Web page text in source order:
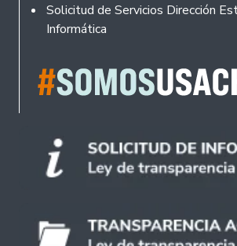
Solicitud de Servicios Dirección
Informática